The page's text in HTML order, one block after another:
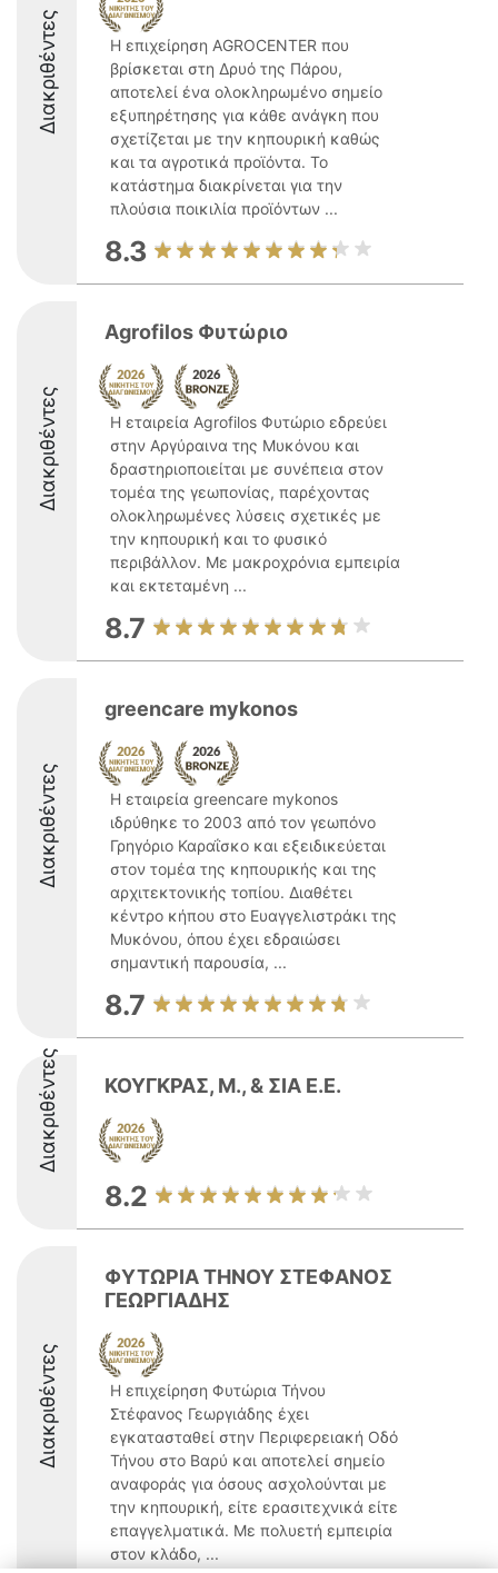
Διακριθέντες
Η επιχείρηση AGROCENTER που
βρίσκεται στη Δρυό της Πάρου,
αποτελεί ένα ολοκληρωμένο σημείο
εξυπηρέτησης για κάθε ανάγκη που
σχετίζεται με την κηπουρική καθώς
και τα αγροτικά προϊόντα. Το
κατάστημα διακρίνεται για την
πλούσια ποικιλία προϊόντων ...
8.3
Διακριθέντες
Agrofilos Φυτώριο
Η εταιρεία Agrofilos Φυτώριο εδρεύει
στην Αργύραινα της Μυκόνου και
δραστηριοποιείται με συνέπεια στον
τομέα της γεωπονίας, παρέχοντας
ολοκληρωμένες λύσεις σχετικές με
την κηπουρική και το φυσικό
περιβάλλον. Με μακροχρόνια εμπειρία
και εκτεταμένη ...
8.7
Διακριθέντες
greencare mykonos
Η εταιρεία greencare mykonos
ιδρύθηκε το 2003 από τον γεωπόνο
Γρηγόριο Καραΐσκο και εξειδικεύεται
στον τομέα της κηπουρικής και της
αρχιτεκτονικής τοπίου. Διαθέτει
κέντρο κήπου στο Ευαγγελιστράκι της
Μυκόνου, όπου έχει εδραιώσει
σημαντική παρουσία, ...
8.7
Διακριθέντες ΚΟΥΓΚΡΑΣ, Μ., & ΣΙΑ Ε.Ε.
8.2
Διακριθέντες
ΦΥΤΩΡΙΑ ΤΗΝΟΥ ΣΤΕΦΑΝΟΣ
ΓΕΩΡΓΙΑΔΗΣ
Η επιχείρηση Φυτώρια Τήνου
Στέφανος Γεωργιάδης έχει
εγκατασταθεί στην Περιφερειακή Οδό
Τήνου στο Βαρύ και αποτελεί σημείο
αναφοράς για όσους ασχολούνται με
την κηπουρική, είτε ερασιτεχνικά είτε
επαγγελματικά. Με πολυετή εμπειρία
στον κλάδο, ...